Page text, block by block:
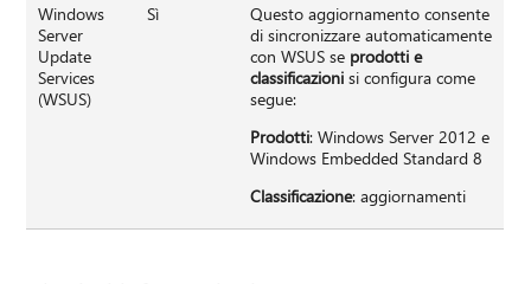
Windows
Server
Update
Services
(WSUS)
Sì
Questo aggiornamento consente
di sincronizzare automaticamente
con WSUS se prodotti e
classificazioni si configura come
segue:
Prodotti: Windows Server 2012 e
Windows Embedded Standard 8
Classificazione: aggiornamenti